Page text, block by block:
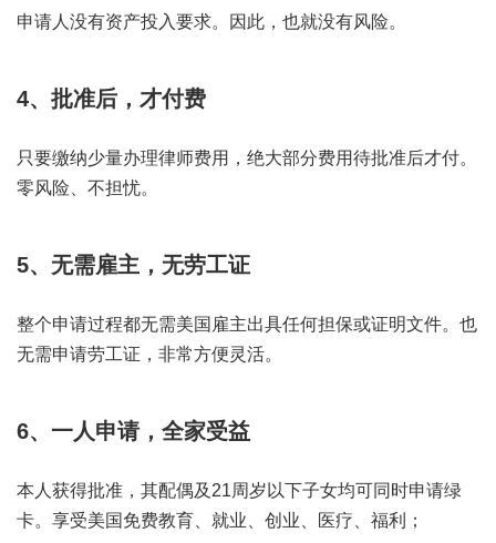
申请人没有资产投入要求。因此，也就没有风险。
4、批准后，才付费
只要缴纳少量办理律师费用，绝大部分费用待批准后才付。
零风险、不担忧。
5、无需雇主，无劳工证
整个申请过程都无需美国雇主出具任何担保或证明文件。也
无需申请劳工证，非常方便灵活。
6、一人申请，全家受益
本人获得批准，其配偶及21周岁以下子女均可同时申请绿
卡。享受美国免费教育、就业、创业、医疗、福利；